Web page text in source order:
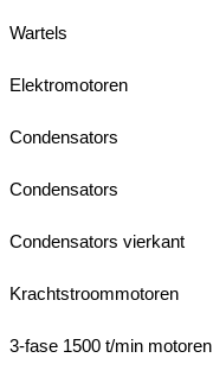
Wartels
Elektromotoren
Condensators
Condensators
Condensators vierkant
Krachtstroommotoren
3-fase 1500 t/min motoren